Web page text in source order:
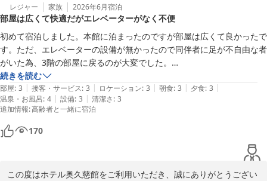
季節を変えてのまたのお越しを、スタッフ一同お待ち申し上げてお
ります。
奥久慈館
鈴木
大子温泉 ホテル奥久慈館（伊東園ホテルズ）
2026-05-23
レジャー 家族 2026年6月宿泊
部屋は広くて快適だがエレベーターがなく不便
初めて宿泊しました。本館に泊まったのですが部屋は広くて良かったで
す。ただ、エレベーターの設備が無かったので同伴者に足が不自由な者
がいた為、3階の部屋に戻るのが大変でした。
それ以外は普通だと思います。温泉はぬるめで
時期的にちょうど良かったです。
続きを読む
部屋: 3 | 接客・サービス: 3 | ロケーション: 3 | 朝食: 3 | 夕食: 3 |
温泉・お風呂: 4 | 設備: 3 | 清潔さ: 3
追加情報:高齢者と一緒に宿泊
170
この度はホテル奥久慈館をご利用いただき、誠にありがとうござい